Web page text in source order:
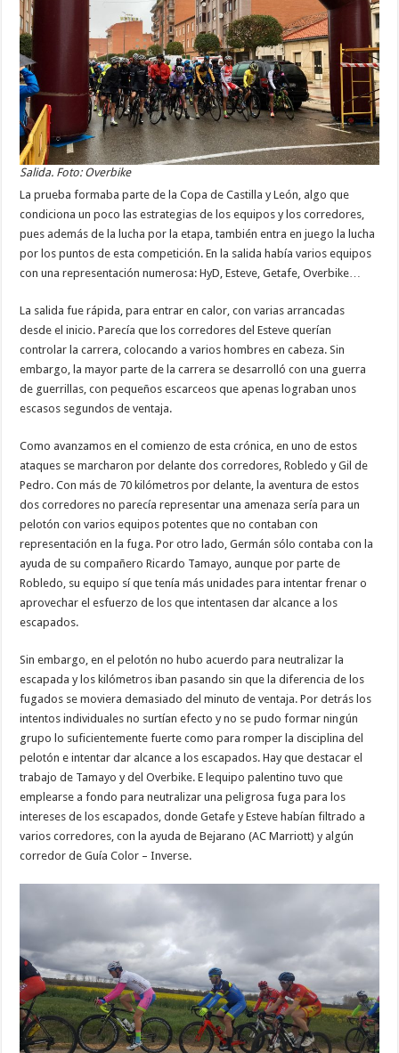
Salida. Foto: Overbike
La prueba formaba parte de la Copa de Castilla y León, algo que
condiciona un poco las estrategias de los equipos y los corredores,
pues además de la lucha por la etapa, también entra en juego la lucha
por los puntos de esta competición. En la salida había varios equipos
con una representación numerosa: HyD, Esteve, Getafe, Overbike…
La salida fue rápida, para entrar en calor, con varias arrancadas
desde el inicio. Parecía que los corredores del Esteve querían
controlar la carrera, colocando a varios hombres en cabeza. Sin
embargo, la mayor parte de la carrera se desarrolló con una guerra
de guerrillas, con pequeños escarceos que apenas lograban unos
escasos segundos de ventaja.
Como avanzamos en el comienzo de esta crónica, en uno de estos
ataques se marcharon por delante dos corredores, Robledo y Gil de
Pedro. Con más de 70 kilómetros por delante, la aventura de estos
dos corredores no parecía representar una amenaza sería para un
pelotón con varios equipos potentes que no contaban con
representación en la fuga. Por otro lado, Germán sólo contaba con la
ayuda de su compañero Ricardo Tamayo, aunque por parte de
Robledo, su equipo sí que tenía más unidades para intentar frenar o
aprovechar el esfuerzo de los que intentasen dar alcance a los
escapados.
Sin embargo, en el pelotón no hubo acuerdo para neutralizar la
escapada y los kilómetros iban pasando sin que la diferencia de los
fugados se moviera demasiado del minuto de ventaja. Por detrás los
intentos individuales no surtían efecto y no se pudo formar ningún
grupo lo suficientemente fuerte como para romper la disciplina del
pelotón e intentar dar alcance a los escapados. Hay que destacar el
trabajo de Tamayo y del Overbike. E lequipo palentino tuvo que
emplearse a fondo para neutralizar una peligrosa fuga para los
intereses de los escapados, donde Getafe y Esteve habían filtrado a
varios corredores, con la ayuda de Bejarano (AC Marriott) y algún
corredor de Guía Color – Inverse.